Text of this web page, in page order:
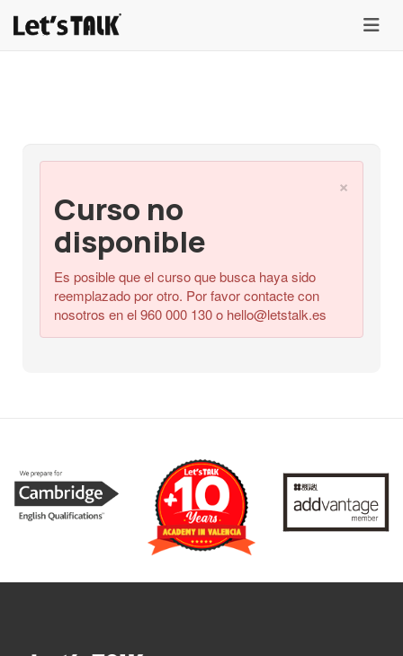
menu
×
Curso no
disponible
Es posible que el curso que busca haya sido
reemplazado por otro. Por favor contacte con
nosotros en el 960 000 130 o hello@letstalk.es